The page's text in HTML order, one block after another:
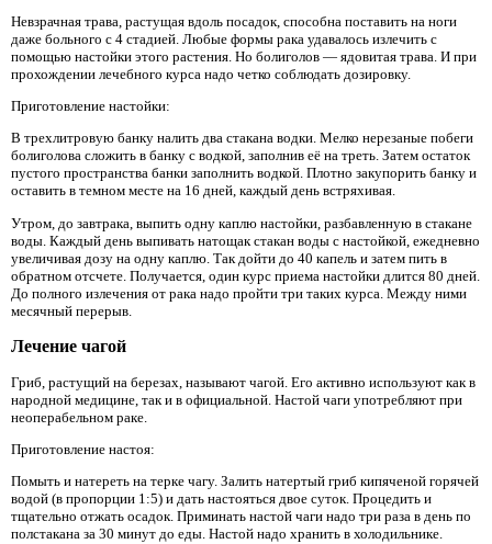
Невзрачная трава, растущая вдоль посадок, способна поставить на ноги
даже больного с 4 стадией. Любые формы рака удавалось излечить с
помощью настойки этого растения. Но болиголов — ядовитая трава. И при
прохождении лечебного курса надо четко соблюдать дозировку.
Приготовление настойки:
В трехлитровую банку налить два стакана водки. Мелко нерезаные побеги
болиголова сложить в банку с водкой, заполнив её на треть. Затем остаток
пустого пространства банки заполнить водкой. Плотно закупорить банку и
оставить в темном месте на 16 дней, каждый день встряхивая.
Утром, до завтрака, выпить одну каплю настойки, разбавленную в стакане
воды. Каждый день выпивать натощак стакан воды с настойкой, ежедневно
увеличивая дозу на одну каплю. Так дойти до 40 капель и затем пить в
обратном отсчете. Получается, один курс приема настойки длится 80 дней.
До полного излечения от рака надо пройти три таких курса. Между ними
месячный перерыв.
Лечение чагой
Гриб, растущий на березах, называют чагой. Его активно используют как в
народной медицине, так и в официальной. Настой чаги употребляют при
неоперабельном раке.
Приготовление настоя:
Помыть и натереть на терке чагу. Залить натертый гриб кипяченой горячей
водой (в пропорции 1:5) и дать настояться двое суток. Процедить и
тщательно отжать осадок. Приминать настой чаги надо три раза в день по
полстакана за 30 минут до еды. Настой надо хранить в холодильнике.